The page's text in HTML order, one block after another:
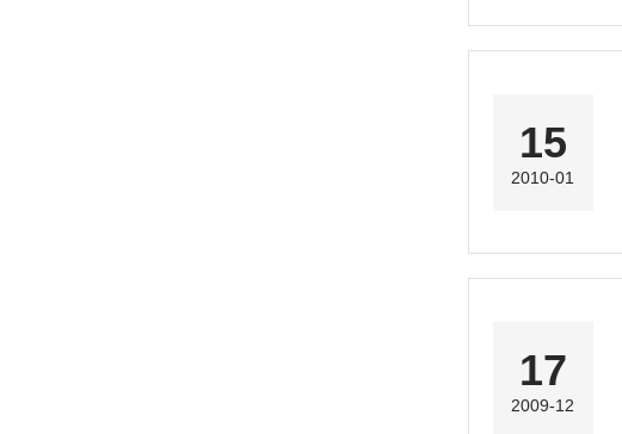
15
2010-01
17
2009-12